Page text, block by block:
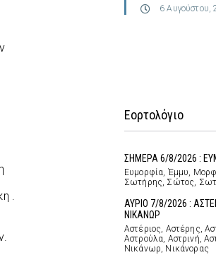
.
6 Αυγούστου,
Εορτολόγιο
ΣΗΜΕΡΑ 6/8/2026 :
Ευμορφία, Έμμυ,
Σωτήρης, Σώτος,
ΑΥΡΙΟ 7/8/2026 :
ΝΙΚΑΝΩΡ
Αστέριος, Αστέρης,
Αστρούλα, Αστρινή,
Νικάνωρ, Νικάνορας